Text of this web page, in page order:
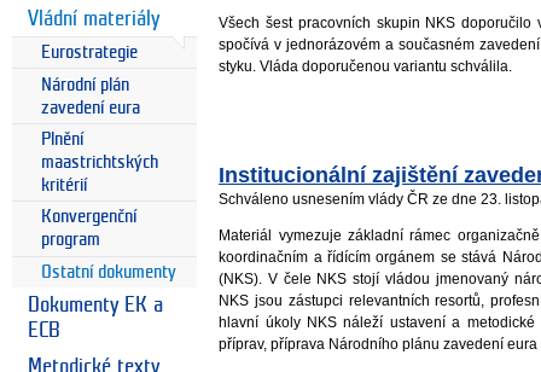
Vládní materiály
Eurostrategie
Národní plán
zavedení eura
Plnění
maastrichtských
kritérií
Konvergenční
program
Ostatní dokumenty
Dokumenty EK a
ECB
Metodické texty
Všech šest pracovních skupin NKS
spočívá v jednorázovém a současném
styku. Vláda doporučenou variantu schválila.
Institucionální zajištění
Schváleno usnesením vlády ČR ze dne 23.
Materiál vymezuje základní rámec
koordinačním a řídícím orgánem se stává
(NKS). V čele NKS stojí vládou jmenovaný
NKS jsou zástupci relevantních resortů,
hlavní úkoly NKS náleží ustavení a
příprav, příprava Národního plánu zavedení